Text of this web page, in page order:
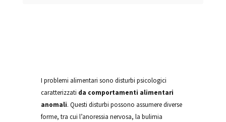
I problemi alimentari sono disturbi psicologici
caratterizzati da comportamenti alimentari
anomali. Questi disturbi possono assumere diverse
forme, tra cui l’anoressia nervosa, la bulimia